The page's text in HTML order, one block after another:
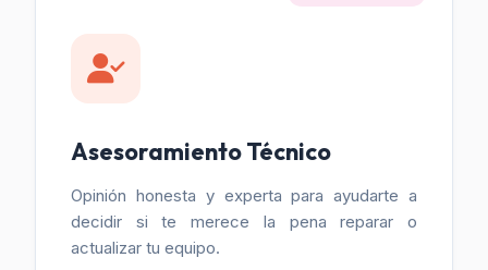
Asesoramiento Técnico
Opinión honesta y experta para ayudarte a
decidir si te merece la pena reparar o
actualizar tu equipo.